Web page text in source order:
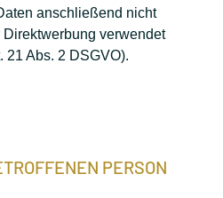
anschließend nicht
verwendet
21 Abs. 2 DSGVO).
PERSON